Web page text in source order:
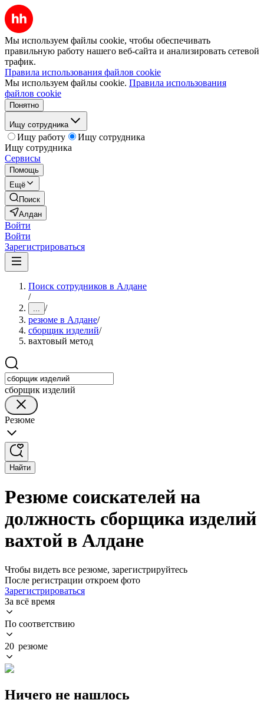
Мы используем файлы cookie, чтобы обеспечивать
правильную работу нашего веб-сайта и анализировать сетевой
трафик.
Правила использования файлов cookie
Мы используем файлы cookie. Правила использования
файлов cookie
Понятно
Ищу сотрудника
Ищу работу
Ищу сотрудника
Ищу сотрудника
Сервисы
Помощь
Ещё
Поиск
Алдан
Войти
Войти
Зарегистрироваться
Поиск сотрудников в Алдане
/
... /
резюме в Алдане/
сборщик изделий/
вахтовый метод
сборщик изделий
Резюме
Найти
Резюме соискателей на
должность сборщика изделий
вахтой в Алдане
Чтобы видеть все резюме, зарегистрируйтесь
После регистрации откроем фото
Зарегистрироваться
За всё время
По соответствию
20 резюме
Ничего не нашлось